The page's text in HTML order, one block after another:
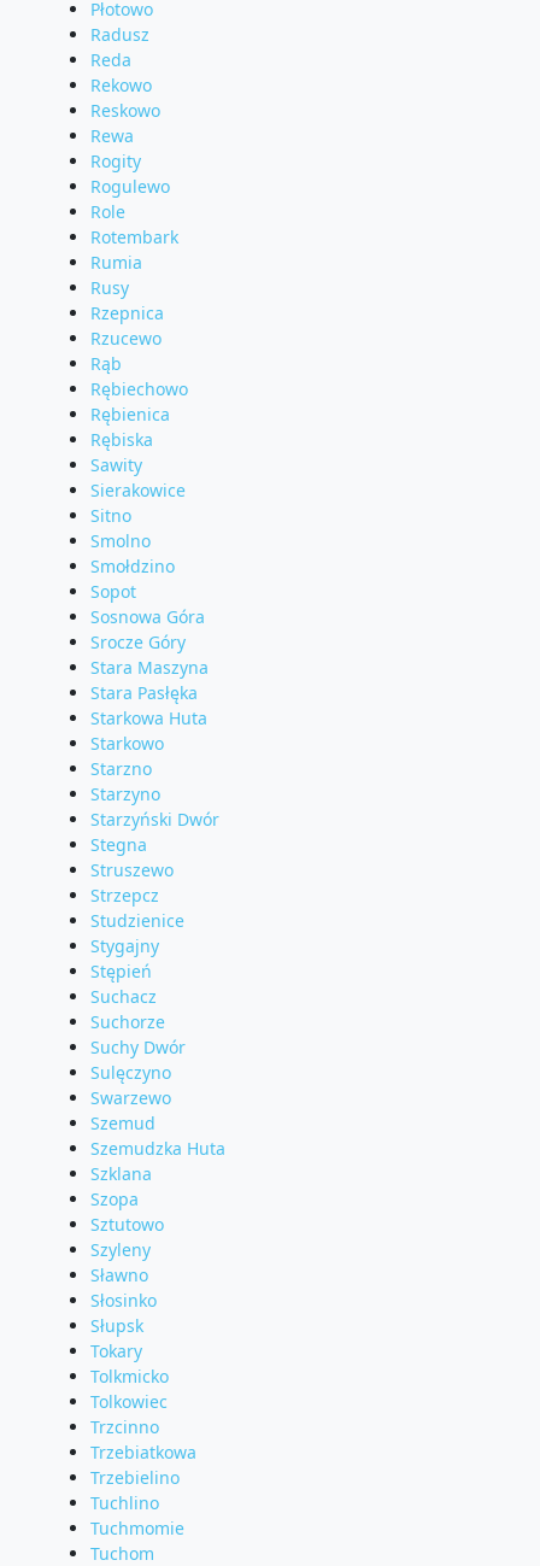
Płotowo
Radusz
Reda
Rekowo
Reskowo
Rewa
Rogity
Rogulewo
Role
Rotembark
Rumia
Rusy
Rzepnica
Rzucewo
Rąb
Rębiechowo
Rębienica
Rębiska
Sawity
Sierakowice
Sitno
Smolno
Smołdzino
Sopot
Sosnowa Góra
Srocze Góry
Stara Maszyna
Stara Pasłęka
Starkowa Huta
Starkowo
Starzno
Starzyno
Starzyński Dwór
Stegna
Struszewo
Strzepcz
Studzienice
Stygajny
Stępień
Suchacz
Suchorze
Suchy Dwór
Sulęczyno
Swarzewo
Szemud
Szemudzka Huta
Szklana
Szopa
Sztutowo
Szyleny
Sławno
Słosinko
Słupsk
Tokary
Tolkmicko
Tolkowiec
Trzcinno
Trzebiatkowa
Trzebielino
Tuchlino
Tuchmomie
Tuchom